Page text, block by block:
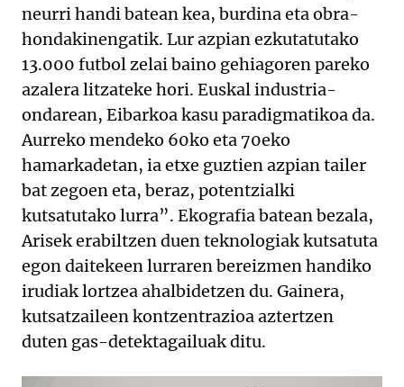
neurri handi batean kea, burdina eta obra-
hondakinengatik. Lur azpian ezkutatutako
13.000 futbol zelai baino gehiagoren pareko
azalera litzateke hori. Euskal industria-
ondarean, Eibarkoa kasu paradigmatikoa da.
Aurreko mendeko 60ko eta 70eko
hamarkadetan, ia etxe guztien azpian tailer
bat zegoen eta, beraz, potentzialki
kutsatutako lurra”. Ekografia batean bezala,
Arisek erabiltzen duen teknologiak kutsatuta
egon daitekeen lurraren bereizmen handiko
irudiak lortzea ahalbidetzen du. Gainera,
kutsatzaileen kontzentrazioa aztertzen
duten gas-detektagailuak ditu.